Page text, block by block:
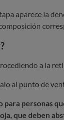
aparece la
a la
al punto de
para personas
que deben